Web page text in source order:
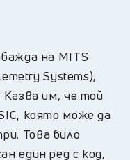
на MITS
Systems),
им, че той
която може да
Това било
един ред с код,